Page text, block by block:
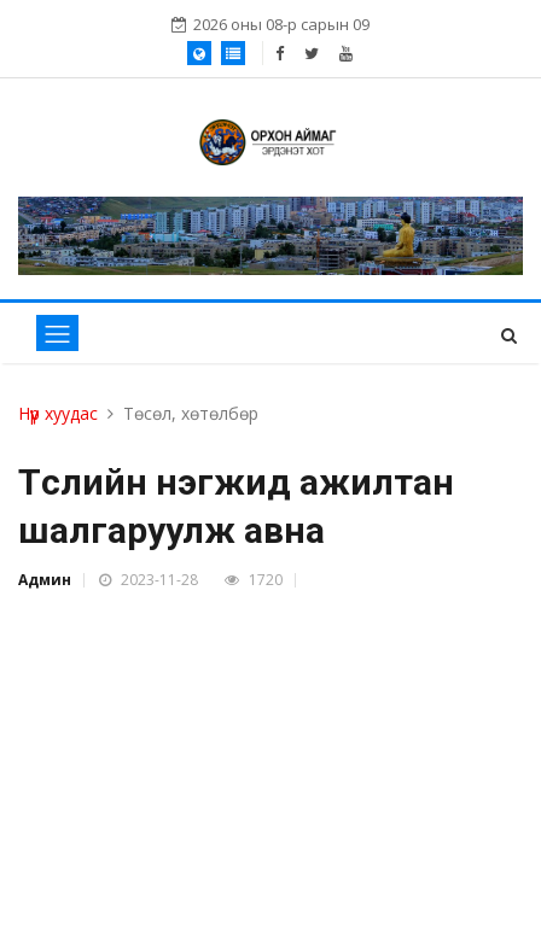
2026 оны 08-р сарын 09
Нүүр хуудас Төсөл, хөтөлбөр
Төслийн нэгжид ажилтан
шалгаруулж авна
Админ 2023-11-28 1720